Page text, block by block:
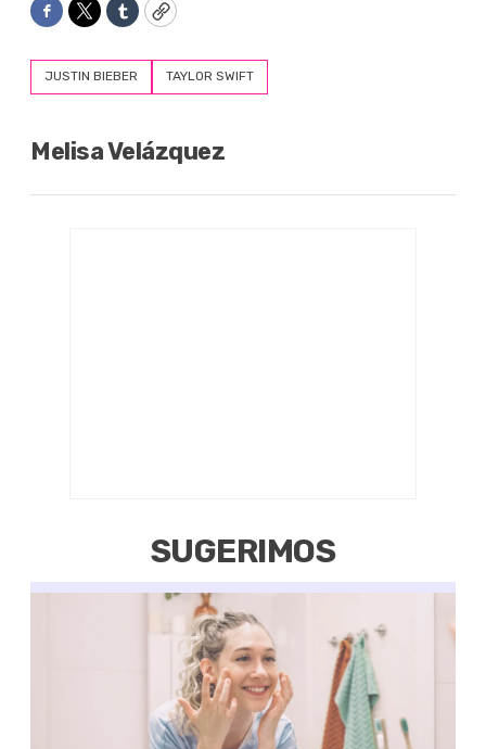
Facebook
TwitterTumblrCopy
JUSTIN BIEBER TAYLOR SWIFT
Melisa Velázquez
SUGERIMOS